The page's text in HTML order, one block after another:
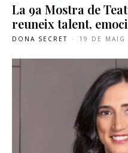
La 9a Mostra de
reuneix talent,
DONA SECRET - 19 DE MAIG